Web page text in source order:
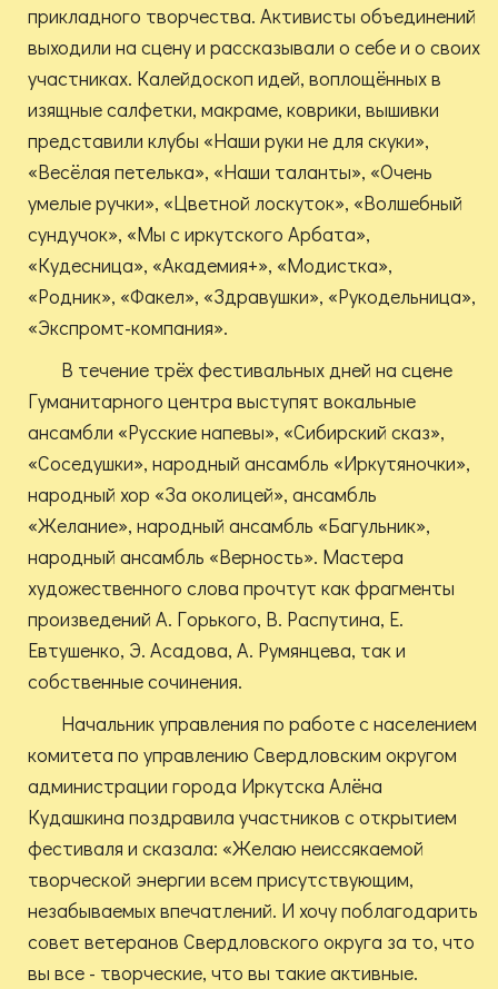
прикладного творчества. Активисты объединений
выходили на сцену и рассказывали о себе и о своих
участниках. Калейдоскоп идей, воплощённых в
изящные салфетки, макраме, коврики, вышивки
представили клубы «Наши руки не для скуки»,
«Весёлая петелька», «Наши таланты», «Очень
умелые ручки», «Цветной лоскуток», «Волшебный
сундучок», «Мы с иркутского Арбата»,
«Кудесница», «Академия+», «Модистка»,
«Родник», «Факел», «Здравушки», «Рукодельница»,
«Экспромт-компания».
В течение трёх фестивальных дней на сцене
Гуманитарного центра выступят вокальные
ансамбли «Русские напевы», «Сибирский сказ»,
«Соседушки», народный ансамбль «Иркутяночки»,
народный хор «За околицей», ансамбль
«Желание», народный ансамбль «Багульник»,
народный ансамбль «Верность». Мастера
художественного слова прочтут как фрагменты
произведений А. Горького, В. Распутина, Е.
Евтушенко, Э. Асадова, А. Румянцева, так и
собственные сочинения.
Начальник управления по работе с населением
комитета по управлению Свердловским округом
администрации города Иркутска Алёна
Кудашкина поздравила участников с открытием
фестиваля и сказала: «Желаю неиссякаемой
творческой энергии всем присутствующим,
незабываемых впечатлений. И хочу поблагодарить
совет ветеранов Свердловского округа за то, что
вы все - творческие, что вы такие активные.